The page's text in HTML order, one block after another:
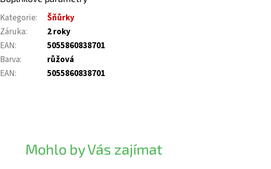
Kategorie:
Šňůrky
Záruka:
2 roky
EAN:
5055860838701
Barva:
růžová
EAN: 5055860838701
Mohlo by Vás zajímat